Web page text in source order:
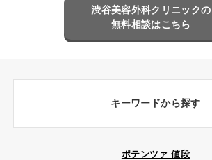
渋谷美容外科クリニックの
無料相談はこちら
キーワードから探す
ポテンツァ 値段